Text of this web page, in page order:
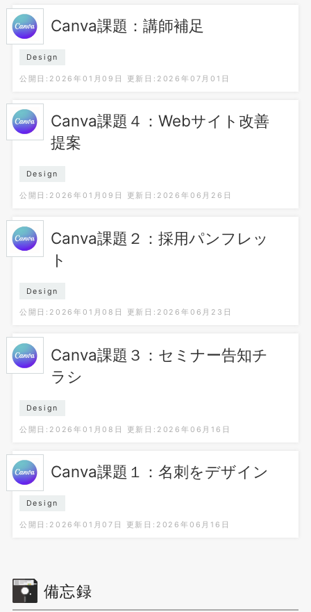
Canva課題：講師補足
Design
公開日:2026年01月09日 更新日:2026年07月01日
Canva課題４：Webサイト改善
提案
Design
公開日:2026年01月09日 更新日:2026年06月26日
Canva課題２：採用パンフレッ
ト
Design
公開日:2026年01月08日 更新日:2026年06月23日
Canva課題３：セミナー告知チ
ラシ
Design
公開日:2026年01月08日 更新日:2026年06月16日
Canva課題１：名刺をデザイン
Design
公開日:2026年01月07日 更新日:2026年06月16日
備忘録